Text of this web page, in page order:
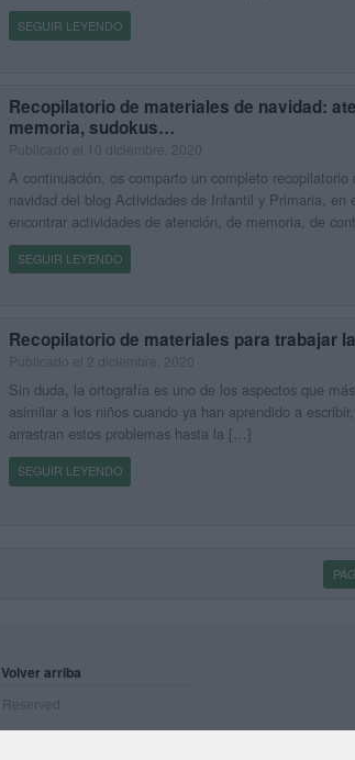
SEGUIR LEYENDO
Recopilatorio de materiales de navidad:
memoria, sudokus…
A continuación, os comparto un completo recopilatorio
navidad del blog Actividades de Infantil y Primaria, en
encontrar actividades de atención, de memoria, de
SEGUIR LEYENDO
Recopilatorio de materiales para trabajar
Sin duda, la ortografía es uno de los aspectos que
asimilar a los niños cuando ya han aprendido a
arrastran estos problemas hasta la […]
SEGUIR LEYENDO
Volver arriba